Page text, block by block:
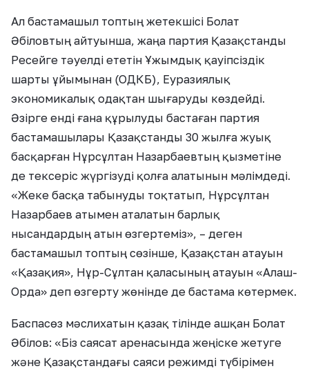
Ал бастамашыл топтың жетекшісі Болат
Әбіловтың айтуынша, жаңа партия Қазақстанды
Ресейге тәуелді ететін Ұжымдық қауіпсіздік
шарты ұйымынан (ОДКБ), Еуразиялық
экономикалық одақтан шығаруды көздейді.
Әзірге енді ғана құрылуды бастаған партия
бастамашылары Қазақстанды 30 жылға жуық
басқарған Нұрсұлтан Назарбаевтың қызметіне
де тексеріс жүргізуді қолға алатынын мәлімдеді.
«Жеке басқа табынуды тоқтатып, Нұрсұлтан
Назарбаев атымен аталатын барлық
нысандардың атын өзгертеміз», – деген
бастамашыл топтың сөзінше, Қазақстан атауын
«Қазақия», Нұр-Сұлтан қаласының атауын «Алаш-
Орда» деп өзгерту жөнінде де бастама көтермек.
Баспасөз мәслихатын қазақ тілінде ашқан Болат
Әбілов: «Біз саясат аренасында жеңіске жетуге
және Қазақстандағы саяси режимді түбірімен